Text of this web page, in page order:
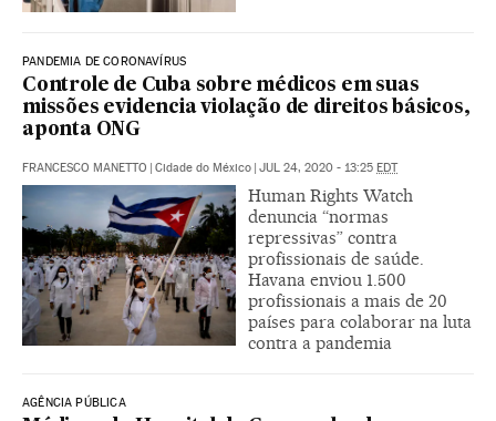
PANDEMIA DE CORONAVÍRUS
Controle de Cuba sobre médicos em suas
missões evidencia violação de direitos básicos,
aponta ONG
FRANCESCO MANETTO | Cidade do México | JUL 24, 2020 - 13:25 EDT
Human Rights Watch
denuncia “normas
repressivas” contra
profissionais de saúde.
Havana enviou 1.500
profissionais a mais de 20
países para colaborar na luta
contra a pandemia
AGÊNCIA PÚBLICA